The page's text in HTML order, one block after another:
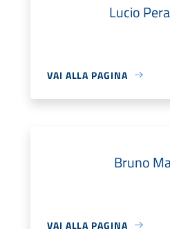
Lucio
VAI ALLA PAGINA
Bruno
VAI ALLA PAGINA